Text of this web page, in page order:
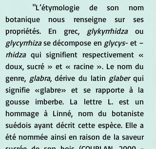
botanique nous renseigne sur ses
propriétés. En grec, glykyrrhidza
glycyrrhiza se décompose en glycys- et –
rhidza qui signifient respectivement «
doux, sucré » et « racine ». Le nom du
genre, glabra, dérive du latin glaber qui
signifie «glabre» et se rapporte à la
gousse imberbe. La lettre L. est un
hommage à Linné, nom du botaniste
suédois ayant décrit cette espèce. Elle a
été nommée ainsi en raison de la saveur